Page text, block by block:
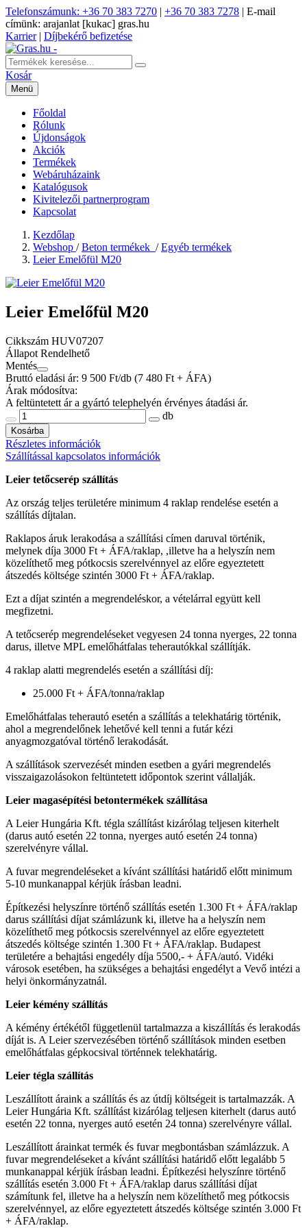
Telefonszámunk: +36 70 383 7270 | +36 70 383 7278 | E-mail
címünk: arajanlat [kukac] gras.hu
Karrier | Díjbekérő befizetése
Kosár
Menü
Főoldal
Rólunk
Újdonságok
Akciók
Termékek
Webáruházaink
Katalógusok
Kivitelezői partnerprogram
Kapcsolat
Kezdőlap
Webshop /Beton termékek /Egyéb termékek
Leier Emelőfül M20
Leier Emelőfül M20
Cikkszám HUV07207
Állapot Rendelhető
Mentés
Bruttó eladási ár: 9 500 Ft/db (7 480 Ft + ÁFA)
Árak módosítva:
A feltüntetett ár a gyártó telephelyén érvényes átadási ár.
db
Kosárba
Részletes információk
Szállítással kapcsolatos információk
Leier tetőcserép szállítás
Az ország teljes területére minimum 4 raklap rendelése esetén a
szállítás díjtalan.
Raklapos áruk lerakodása a szállítási címen daruval történik,
melynek díja 3000 Ft + ÁFA/raklap, ,illetve ha a helyszín nem
közelíthető meg pótkocsis szerelvénnyel az előre egyeztetett
átszedés költsége szintén 3000 Ft + ÁFA/raklap.
Ezt a díjat szintén a megrendeléskor, a vételárral együtt kell
megfizetni.
A tetőcserép megrendeléseket vegyesen 24 tonna nyerges, 22 tonna
darus, illetve MPL emelőhátfalas teherautókkal szállítják.
4 raklap alatti megrendelés esetén a szállítási díj:
25.000 Ft + ÁFA/tonna/raklap
Emelőhátfalas teherautó esetén a szállítás a telekhatárig történik,
ahol a megrendelőnek lehetővé kell tenni a futár kézi
anyagmozgatóval történő lerakodását.
A szállítások szervezését minden esetben a gyári megrendelés
visszaigazolásokon feltüntetett időpontok szerint vállalják.
Leier magasépítési betontermékek szállítása
A Leier Hungária Kft. tégla szállítást kizárólag teljesen kiterhelt
(darus autó esetén 22 tonna, nyerges autó esetén 24 tonna)
szerelvényre vállal.
A fuvar megrendeléseket a kívánt szállítási határidő előtt minimum
5-10 munkanappal kérjük írásban leadni.
Építkezési helyszínre történő szállítás esetén 1.300 Ft + ÁFA/raklap
darus szállítási díjat számlázunk ki, illetve ha a helyszín nem
közelíthető meg pótkocsis szerelvénnyel az előre egyeztetett
átszedés költsége szintén 1.300 Ft + ÁFA/raklap. Budapest
területére a behajtási engedély díja 5500,- + ÁFA/autó. Vidéki
városok esetében, ha szükséges a behajtási engedélyt a Vevő intézi a
helyi önkormányzatnál.
Leier kémény szállítás
A kémény értékétől függetlenül tartalmazza a kiszállítás és lerakodás
díját is. A Leier szervezésében történő szállítások minden esetben
emelőhátfalas gépkocsival történnek telekhatárig.
Leier tégla szállítás
Leszállított áraink a szállítás és az útdíj költségeit is tartalmazzák. A
Leier Hungária Kft. szállítást kizárólag teljesen kiterhelt (darus autó
esetén 22 tonna, nyerges autó esetén 24 tonna) szerelvényre vállal.
Leszállított árainkat termék és fuvar megbontásban számlázzuk. A
fuvar megrendeléseket a kívánt szállítási határidő előtt legalább 5
munkanappal kérjük írásban leadni. Építkezési helyszínre történő
szállítás esetén 3.000 Ft + ÁFA/raklap darus szállítási díjat
számítunk fel, illetve ha a helyszín nem közelíthető meg pótkocsis
szerelvénnyel, az előre egyeztetett átszedés költsége szintén 3.000 Ft
+ ÁFA/raklap.